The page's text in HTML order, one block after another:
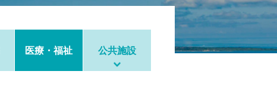
医療・福祉 公共施設